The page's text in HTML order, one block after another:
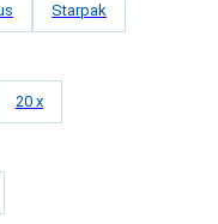
Starpak
20 x